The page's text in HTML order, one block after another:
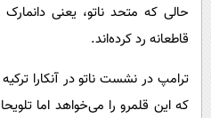
حالی که متحد ناتو، یعنی
قاطعانه رد کرده‌اند.
ترامپ در نشست ناتو در آنکارا
که این قلمرو را می‌خواهد اما